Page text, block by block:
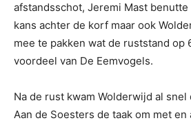
afstandsschot, Jeremi Mast
kans achter de korf maar ook
mee te pakken wat de ruststand op
voordeel van De Eemvogels.
Na de rust kwam Wolderwijd al snel
Aan de Soesters de taak om met